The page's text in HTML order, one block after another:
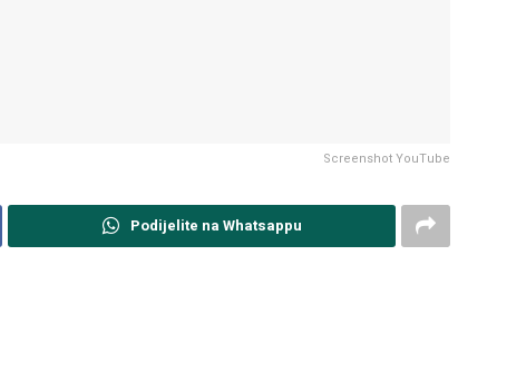
Screenshot YouTube
Podijelite na Whatsappu